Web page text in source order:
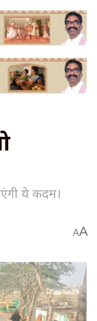
ये कदम।
AA